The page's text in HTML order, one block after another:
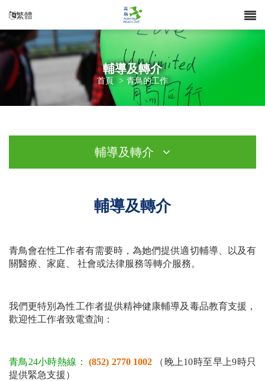
繁體
輔導及轉介
首頁 > 青鳥的工作
輔導及轉介
輔導及轉介
青鳥會在性工作者有需要時，為她們提供適切輔導、以及有
關醫療、家庭、 社會或法律服務等轉介服務。
我們更特別為性工作者提供精神健康輔導及 毒品教育支援，
歡迎性工作者致電查詢：
青鳥24小時熱線： (852) 2770 1002
（晚上10時至早上9時只
提供緊急支援）